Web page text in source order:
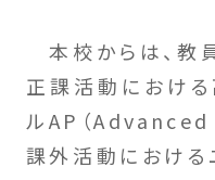
本校からは、教
正課活動におけ
ルAP（Advanced
課外活動におけ